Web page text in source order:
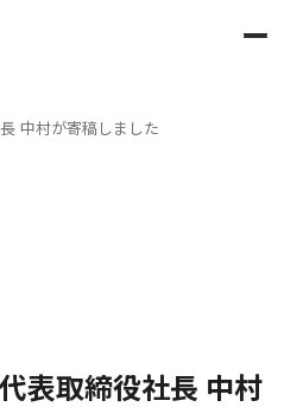
中村が寄稿しました
表取締役社長 中村